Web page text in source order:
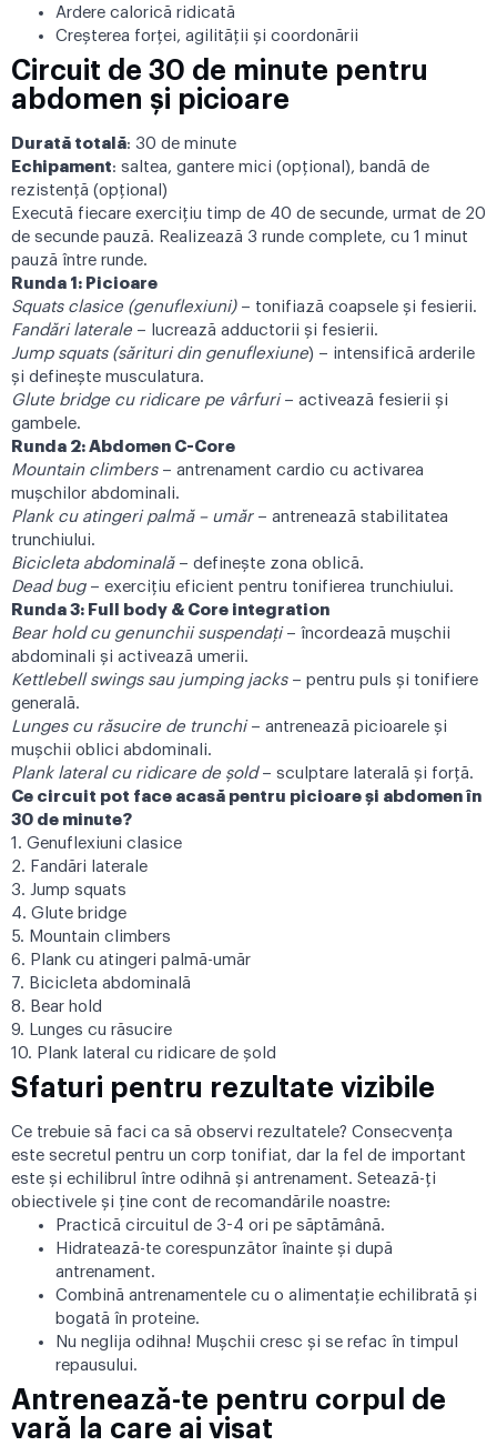
Ardere calorică ridicată
Creșterea forței, agilității și coordonării
Circuit de 30 de minute pentru
abdomen și picioare
Durată totală: 30 de minute
Echipament: saltea, gantere mici (opțional), bandă de
rezistență (opțional)
Execută fiecare exercițiu timp de 40 de secunde, urmat de 20
de secunde pauză. Realizează 3 runde complete, cu 1 minut
pauză între runde.
Runda 1: Picioare
Squats clasice (genuflexiuni)– tonifiază coapsele și fesierii.
Fandări laterale – lucrează adductorii și fesierii.
Jump squats (sărituri din genuflexiune) – intensifică arderile
și definește musculatura.
Glute bridge cu ridicare pe vârfuri– activează fesierii și
gambele.
Runda 2: Abdomen C-Core
Mountain climbers – antrenament cardio cu activarea
mușchilor abdominali.
Plank cu atingeri palmă – umăr– antrenează stabilitatea
trunchiului.
Bicicleta abdominală– definește zona oblică.
Dead bug– exercițiu eficient pentru tonifierea trunchiului.
Runda 3: Full body & Core integration
Bear hold cu genunchii suspendați – încordează mușchii
abdominali și activează umerii.
Kettlebell swings sau jumping jacks– pentru puls și tonifiere
generală.
Lunges cu răsucire de trunchi– antrenează picioarele și
mușchii oblici abdominali.
Plank lateral cu ridicare de șold– sculptare laterală și forță.
Ce circuit pot face acasă pentru picioare și abdomen în
30 de minute?
1. Genuflexiuni clasice
2. Fandări laterale
3. Jump squats
4. Glute bridge
5. Mountain climbers
6. Plank cu atingeri palmă-umăr
7. Bicicleta abdominală
8. Bear hold
9. Lunges cu răsucire
10. Plank lateral cu ridicare de șold
Sfaturi pentru rezultate vizibile
Ce trebuie să faci ca să observi rezultatele? Consecvența
este secretul pentru un corp tonifiat, dar la fel de important
este și echilibrul între odihnă și antrenament. Setează-ți
obiectivele și ține cont de recomandările noastre:
Practică circuitul de 3-4 ori pe săptămână.
Hidratează-te corespunzător înainte și după
antrenament.
Combină antrenamentele cu o alimentație echilibrată și
bogată în proteine.
Nu neglija odihna! Mușchii cresc și se refac în timpul
repausului.
Antrenează-te pentru corpul de
vară la care ai visat